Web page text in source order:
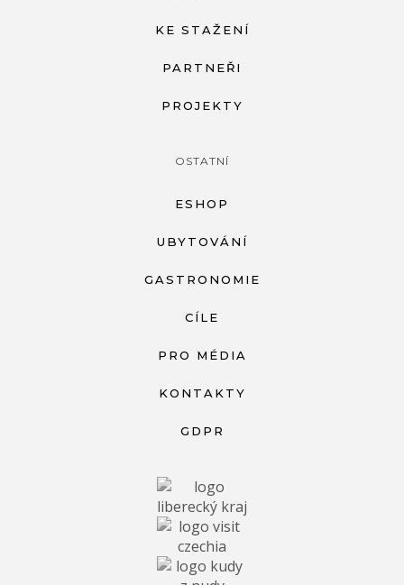
KE STAŽENÍ
PARTNEŘI
PROJEKTY
OSTATNÍ
ESHOP
UBYTOVÁNÍ
GASTRONOMIE
CÍLE
PRO MÉDIA
KONTAKTY
GDPR